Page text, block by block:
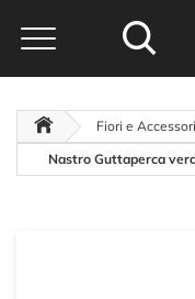
Fiori e Accessori
Nastro Guttaperca